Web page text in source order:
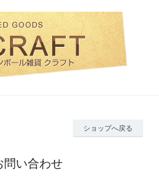
ショップへ戻る
問い合わせ